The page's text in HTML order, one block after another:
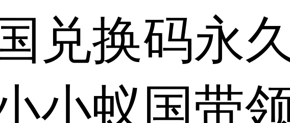
兑换码永
小蚁国带